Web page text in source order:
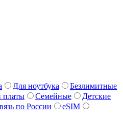
Для ноутбука
Безлимитные
платы Семейные
Детские
по России
eSIM